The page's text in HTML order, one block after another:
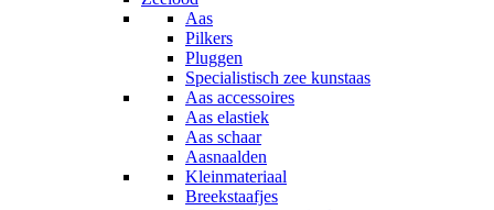
Aas
Pilkers
Pluggen
Specialistisch zee kunstaas
Aas accessoires
Aas elastiek
Aas schaar
Aasnaalden
Kleinmateriaal
Breekstaafjes